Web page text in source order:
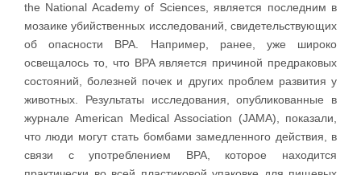
the National Academy of Sciences, является последним в
мозаике убийственных исследований, свидетельствующих
об опасности BPA. Например, ранее, уже широко
освещалось то, что BPA является причиной предраковых
состояний, болезней почек и других проблем развития у
животных. Результаты исследования, опубликованные в
журнале American Medical Association (JAMA), показали,
что люди могут стать бомбами замедленного действия, в
связи с употреблением BPA, которое находится